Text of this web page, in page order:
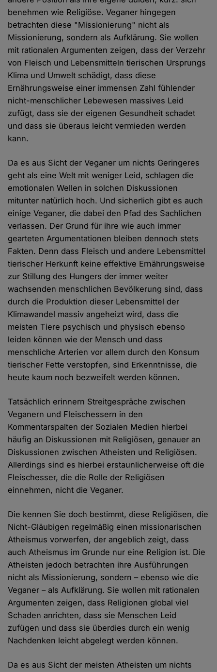
benehmen wie Religiöse. Veganer hingegen
betrachten diese "Missionierung" nicht als
Missionierung, sondern als Aufklärung. Sie wollen
mit rationalen Argumenten zeigen, dass der Verzehr
von Fleisch und Lebensmitteln tierischen Ursprungs
Klima und Umwelt schädigt, dass diese
Ernährungsweise einer immensen Zahl fühlender
nicht-menschlicher Lebewesen massives Leid
zufügt, dass sie der eigenen Gesundheit schadet
und dass sie überaus leicht vermieden werden
kann.
Da es aus Sicht der Veganer um nichts Geringeres
geht als eine Welt mit weniger Leid, schlagen die
emotionalen Wellen in solchen Diskussionen
mitunter natürlich hoch. Und sicherlich gibt es auch
einige Veganer, die dabei den Pfad des Sachlichen
verlassen. Der Grund für ihre wie auch immer
gearteten Argumentationen bleiben dennoch stets
Fakten. Denn dass Fleisch und andere Lebensmittel
tierischer Herkunft keine effektive Ernährungsweise
zur Stillung des Hungers der immer weiter
wachsenden menschlichen Bevölkerung sind, dass
durch die Produktion dieser Lebensmittel der
Klimawandel massiv angeheizt wird, dass die
meisten Tiere psychisch und physisch ebenso
leiden können wie der Mensch und dass
menschliche Arterien vor allem durch den Konsum
tierischer Fette verstopfen, sind Erkenntnisse, die
heute kaum noch bezweifelt werden können.
Tatsächlich erinnern Streitgespräche zwischen
Veganern und Fleischessern in den
Kommentarspalten der Sozialen Medien hierbei
häufig an Diskussionen mit Religiösen, genauer an
Diskussionen zwischen Atheisten und Religiösen.
Allerdings sind es hierbei erstaunlicherweise oft die
Fleischesser, die die Rolle der Religiösen
einnehmen, nicht die Veganer.
Die kennen Sie doch bestimmt, diese Religiösen, die
Nicht-Gläubigen regelmäßig einen missionarischen
Atheismus vorwerfen, der angeblich zeigt, dass
auch Atheismus im Grunde nur eine Religion ist. Die
Atheisten jedoch betrachten ihre Ausführungen
nicht als Missionierung, sondern – ebenso wie die
Veganer – als Aufklärung. Sie wollen mit rationalen
Argumenten zeigen, dass Religionen global viel
Schaden anrichten, dass sie Menschen Leid
zufügen und dass sie überdies durch ein wenig
Nachdenken leicht abgelegt werden können.
Da es aus Sicht der meisten Atheisten um nichts